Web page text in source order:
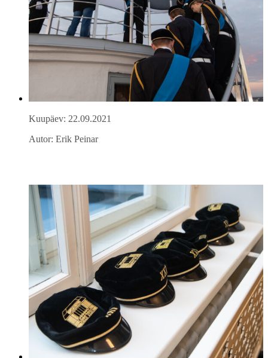
Kuupäev: 22.09.2021
Autor: Erik Peinar